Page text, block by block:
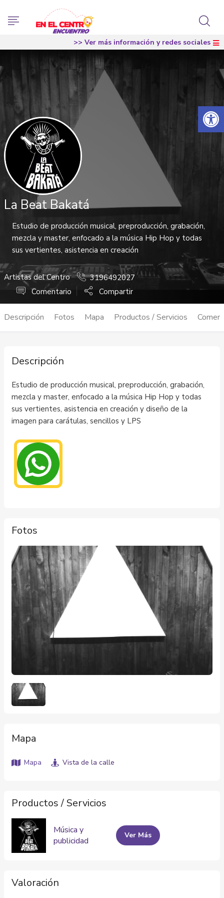
Abrir
>> Ver más información y redes sociales
La Beat Bakatá
Estudio de producción musical, preproducción, grabación,
mezcla y master, enfocado a la música Hip Hop y todas
sus vertientes, asistencia en creación
Artistas del Centro
3196492027
Comentario
Compartir
Descripción Fotos Mapa Productos / Servicios
Descripción
Estudio de producción musical, preproducción, grabación,
mezcla y master, enfocado a la música Hip Hop y todas
sus vertientes, asistencia en creación y diseño de la
imagen para carátulas, sencillos y LPS
Fotos
Mapa
Mapa Vista de la calle
Productos / Servicios
Música y
publicidad
Ver Más
Valoración